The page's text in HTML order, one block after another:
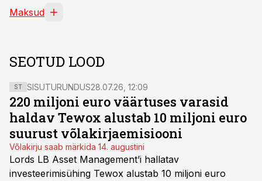
Maksud
SEOTUD LOOD
ST SISUTURUNDUS28.07.26, 12:09
220 miljoni euro väärtuses varasid
haldav Tewox alustab 10 miljoni euro
suurust võlakirjaemisiooni
Võlakirju saab märkida 14. augustini
Lords LB Asset Management’i hallatav
investeerimisühing Tewox alustab 10 miljoni euro